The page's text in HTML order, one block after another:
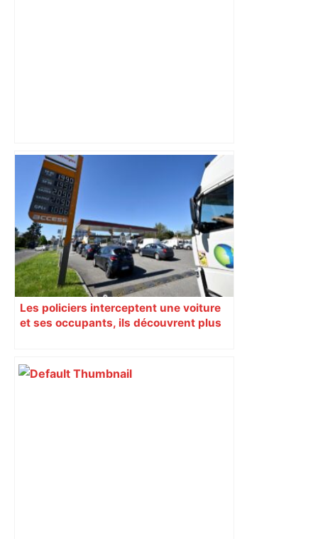
DIRECT. Super League : suivez le match
entre le Toulouse Olympique et
Warrington ce samedi à 18 heures –
ladepeche.fr
Les policiers interceptent une voiture
et ses occupants, ils découvrent plus